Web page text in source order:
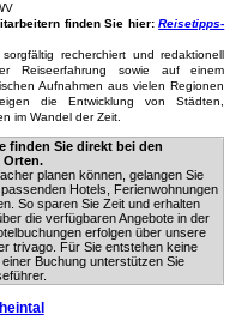
finden Sie hier:Reisetipps-
recherchiert und redaktionell
Reiseerfahrung sowie auf einem
Aufnahmen aus vielen Regionen
die Entwicklung von Städten,
im Wandel der Zeit.
finden Sie direkt bei den
Orten.
planen können, gelangen Sie
Hotels, Ferienwohnungen
So sparen Sie Zeit und erhalten
die verfügbaren Angebote in der
erfolgen über unsere
trivago. Für Sie entstehen keine
Buchung unterstützen Sie